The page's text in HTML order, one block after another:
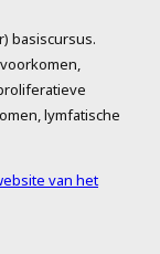
basiscursus.
lymfatische
van het